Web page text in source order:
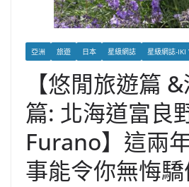
亞洲 旅遊 日本 星級網誌 星級網誌-IKI
【悠閒旅遊篇
篇: 北海道富良
Furano】這兩
事能令你無悔